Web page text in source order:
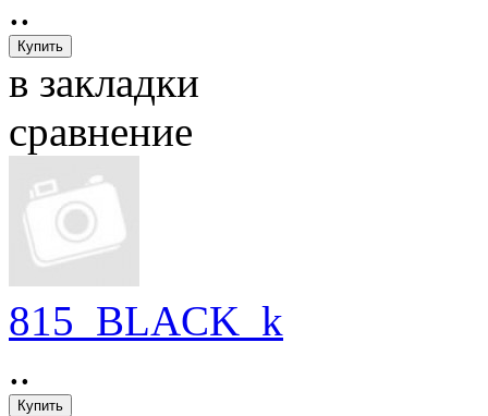
..
в закладки
сравнение
815_BLACK_k
..